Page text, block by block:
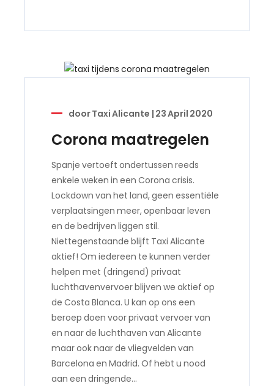
doorTaxi Alicante | 23 April 2020
Corona maatregelen
Spanje vertoeft ondertussen reeds
enkele weken in een Corona crisis.
Lockdown van het land, geen essentiële
verplaatsingen meer, openbaar leven
en de bedrijven liggen stil.
Niettegenstaande blijft Taxi Alicante
aktief! Om iedereen te kunnen verder
helpen met (dringend) privaat
luchthavenvervoer blijven we aktief op
de Costa Blanca. U kan op ons een
beroep doen voor privaat vervoer van
en naar de luchthaven van Alicante
maar ook naar de vliegvelden van
Barcelona en Madrid. Of hebt u nood
aan een dringende…